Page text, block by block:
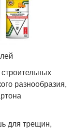
разнообразия,
для трещин,